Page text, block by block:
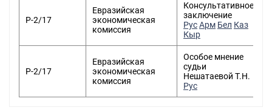
Р-2/17
Евразийская
экономическая
комиссия
Консультативное
заключение
РусАрм Бел Каз
Кыр
Р-2/17
Евразийская
экономическая
комиссия
Особое мнение
судьи
Нешатаевой Т.Н.
Рус